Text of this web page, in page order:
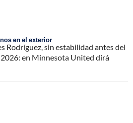
en el exterior
Rodríguez, sin estabilidad antes del
en Minnesota United dirá